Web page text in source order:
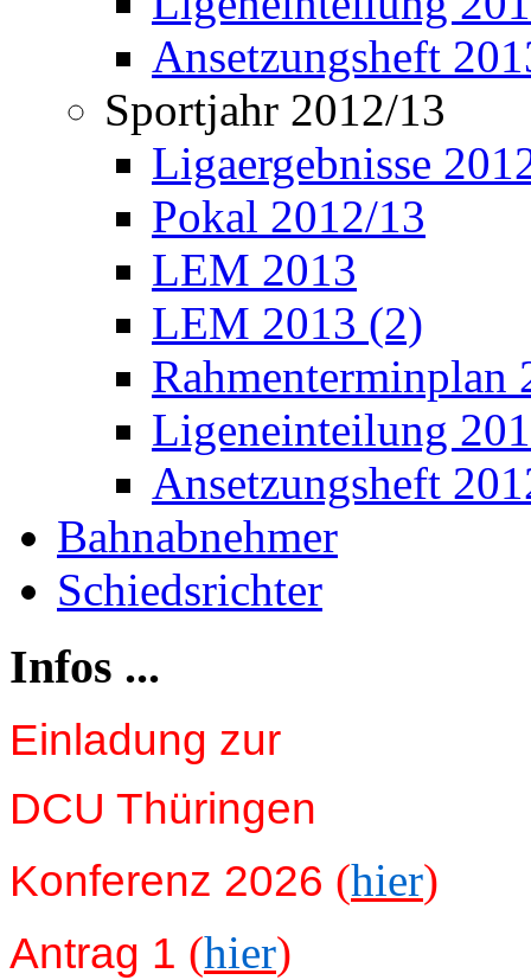
Ansetzungsheft
Sportjahr 2012/13
Ligaergebnisse
Pokal 2012/13
LEM 2013
LEM 2013 (2)
Rahmenterminplan
Ligeneinteilung
Ansetzungsheft
Bahnabnehmer
Schiedsrichter
Infos ...
Einladung zur
DCU Thüringen
Konferenz 2026 (hier)
Antrag 1 (hier)